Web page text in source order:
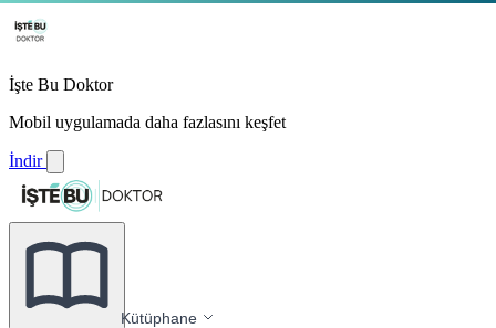
İşte Bu Doktor
Mobil uygulamada daha fazlasını keşfet
İndir
Kütüphane